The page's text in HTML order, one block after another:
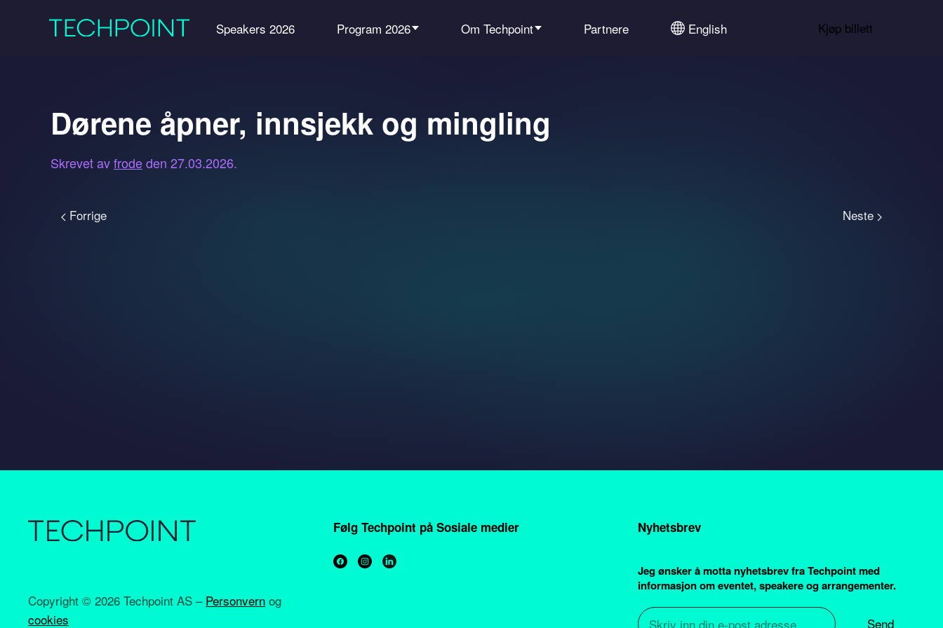
Speakers 2026 Program 2026 Om Techpoint Partnere English Kjøp billett
Dørene åpner, innsjekk og mingling
Skrevet avfrodeden 27.03.2026.
Forrige Neste
Copyright © 2026 Techpoint AS – Personvern og
cookies
Følg Techpoint på Sosiale medier Nyhetsbrev
Jeg ønsker å motta nyhetsbrev fra Techpoint med
informasjon om eventet, speakere og arrangementer.
Send